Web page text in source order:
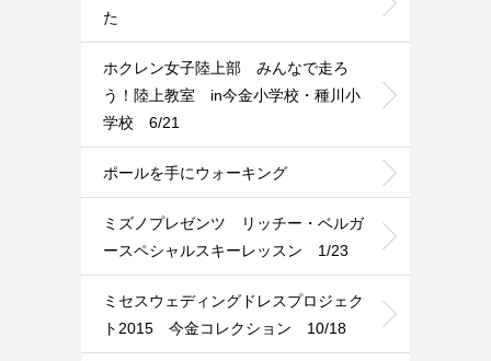
た
ホクレン女子陸上部 みんなで走ろ
う！陸上教室 in今金小学校・種川小
学校 6/21
ポールを手にウォーキング
ミズノプレゼンツ リッチー・ベルガ
ースペシャルスキーレッスン 1/23
ミセスウェディングドレスプロジェク
ト2015 今金コレクション 10/18